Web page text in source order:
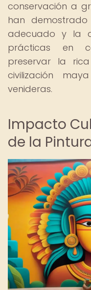
conservación a
han
adecuado y la
prácticas en
preservar la
civilización
venideras.
Impacto
de la